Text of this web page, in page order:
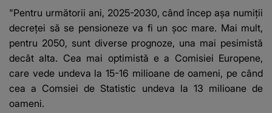
"Pentru următorii ani, 2025-2030, când încep așa numiții
decreței să se pensioneze va fi un șoc mare. Mai mult,
pentru 2050, sunt diverse prognoze, una mai pesimistă
decât alta. Cea mai optimistă e a Comisiei Europene,
care vede undeva la 15-16 milioane de oameni, pe când
cea a Comsiei de Statistic undeva la 13 milioane de
oameni.